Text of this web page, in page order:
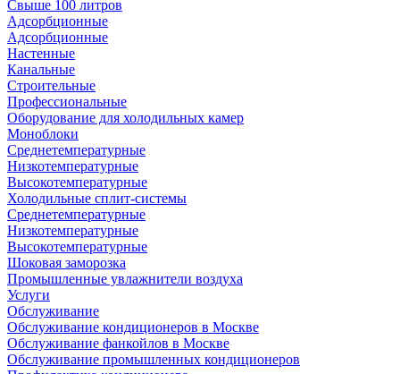
Свыше 100 литров
Адсорбционные
Адсорбционные
Настенные
Канальные
Строительные
Профессиональные
Оборудование для холодильных камер
Моноблоки
Среднетемпературные
Низкотемпературные
Высокотемпературные
Холодильные сплит-системы
Среднетемпературные
Низкотемпературные
Высокотемпературные
Шоковая заморозка
Промышленные увлажнители воздуха
Услуги
Обслуживание
Обслуживание кондиционеров в Москве
Обслуживание фанкойлов в Москве
Обслуживание промышленных кондиционеров